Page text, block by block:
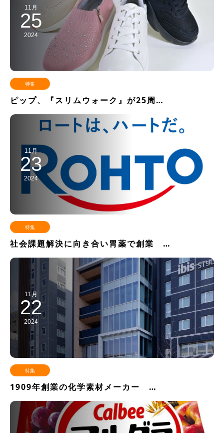
11月
25
2024
特集
ピップ、『スリムウォーク』が25周…
11月
23
2024
特集
社会課題解決に向き合い胃薬で創業 …
11月
22
2024
特集
1909年創業の化学素材メーカー …